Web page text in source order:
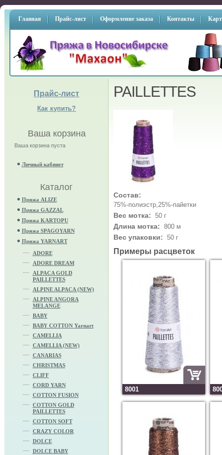
Главная Прайс-лист Оформление заказа Контакты
Прайс-лист
Как купить?
Ваша корзина
Ваша корзина пуста
Личный кабинет
Каталог
Пряжа ALIZE
Пряжа GAZZAL
Пряжа KARTOPU
Пряжа SPAGOYARN
Пряжа YARNART
ADORE
ADORE DREAM
ALPACA GOLD
PAILLETTES
ALPINE ALPACA (NEW)
ALPINE ANGORA
MELANGE
BABY
BABY COTTON Yarnart
CAMELLIA
CAMELLIA (NEW)
CANARIAS
CHRISTMAS
CLIFF
CORD YARN
COTTON FUSION
COTTON GOLD
PAILLETTES
COTTON SOFT
CRAZY COLOR
DOLCE
DOLCE BABY
PAILLETTES
Состав:
75%-полиэстр,25%-пайетки
Вес мотка: 50 г
Длина мотка: 800 м
Вес упаковки: 50 г
Примеры расцветок
8001